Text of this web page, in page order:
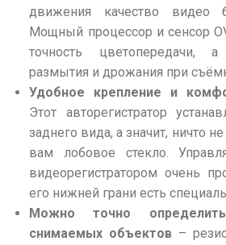
движения качество видео
Мощный процессор и сенсор
точность цветопередачи,
размытия и дрожания при
Удобное крепление и
Этот авторегистратор
заднего вида, а значит, ничто
вам лобовое стекло.
видеорегистратором очень
его нижней грани есть
Можно точно
снимаемых объектов –